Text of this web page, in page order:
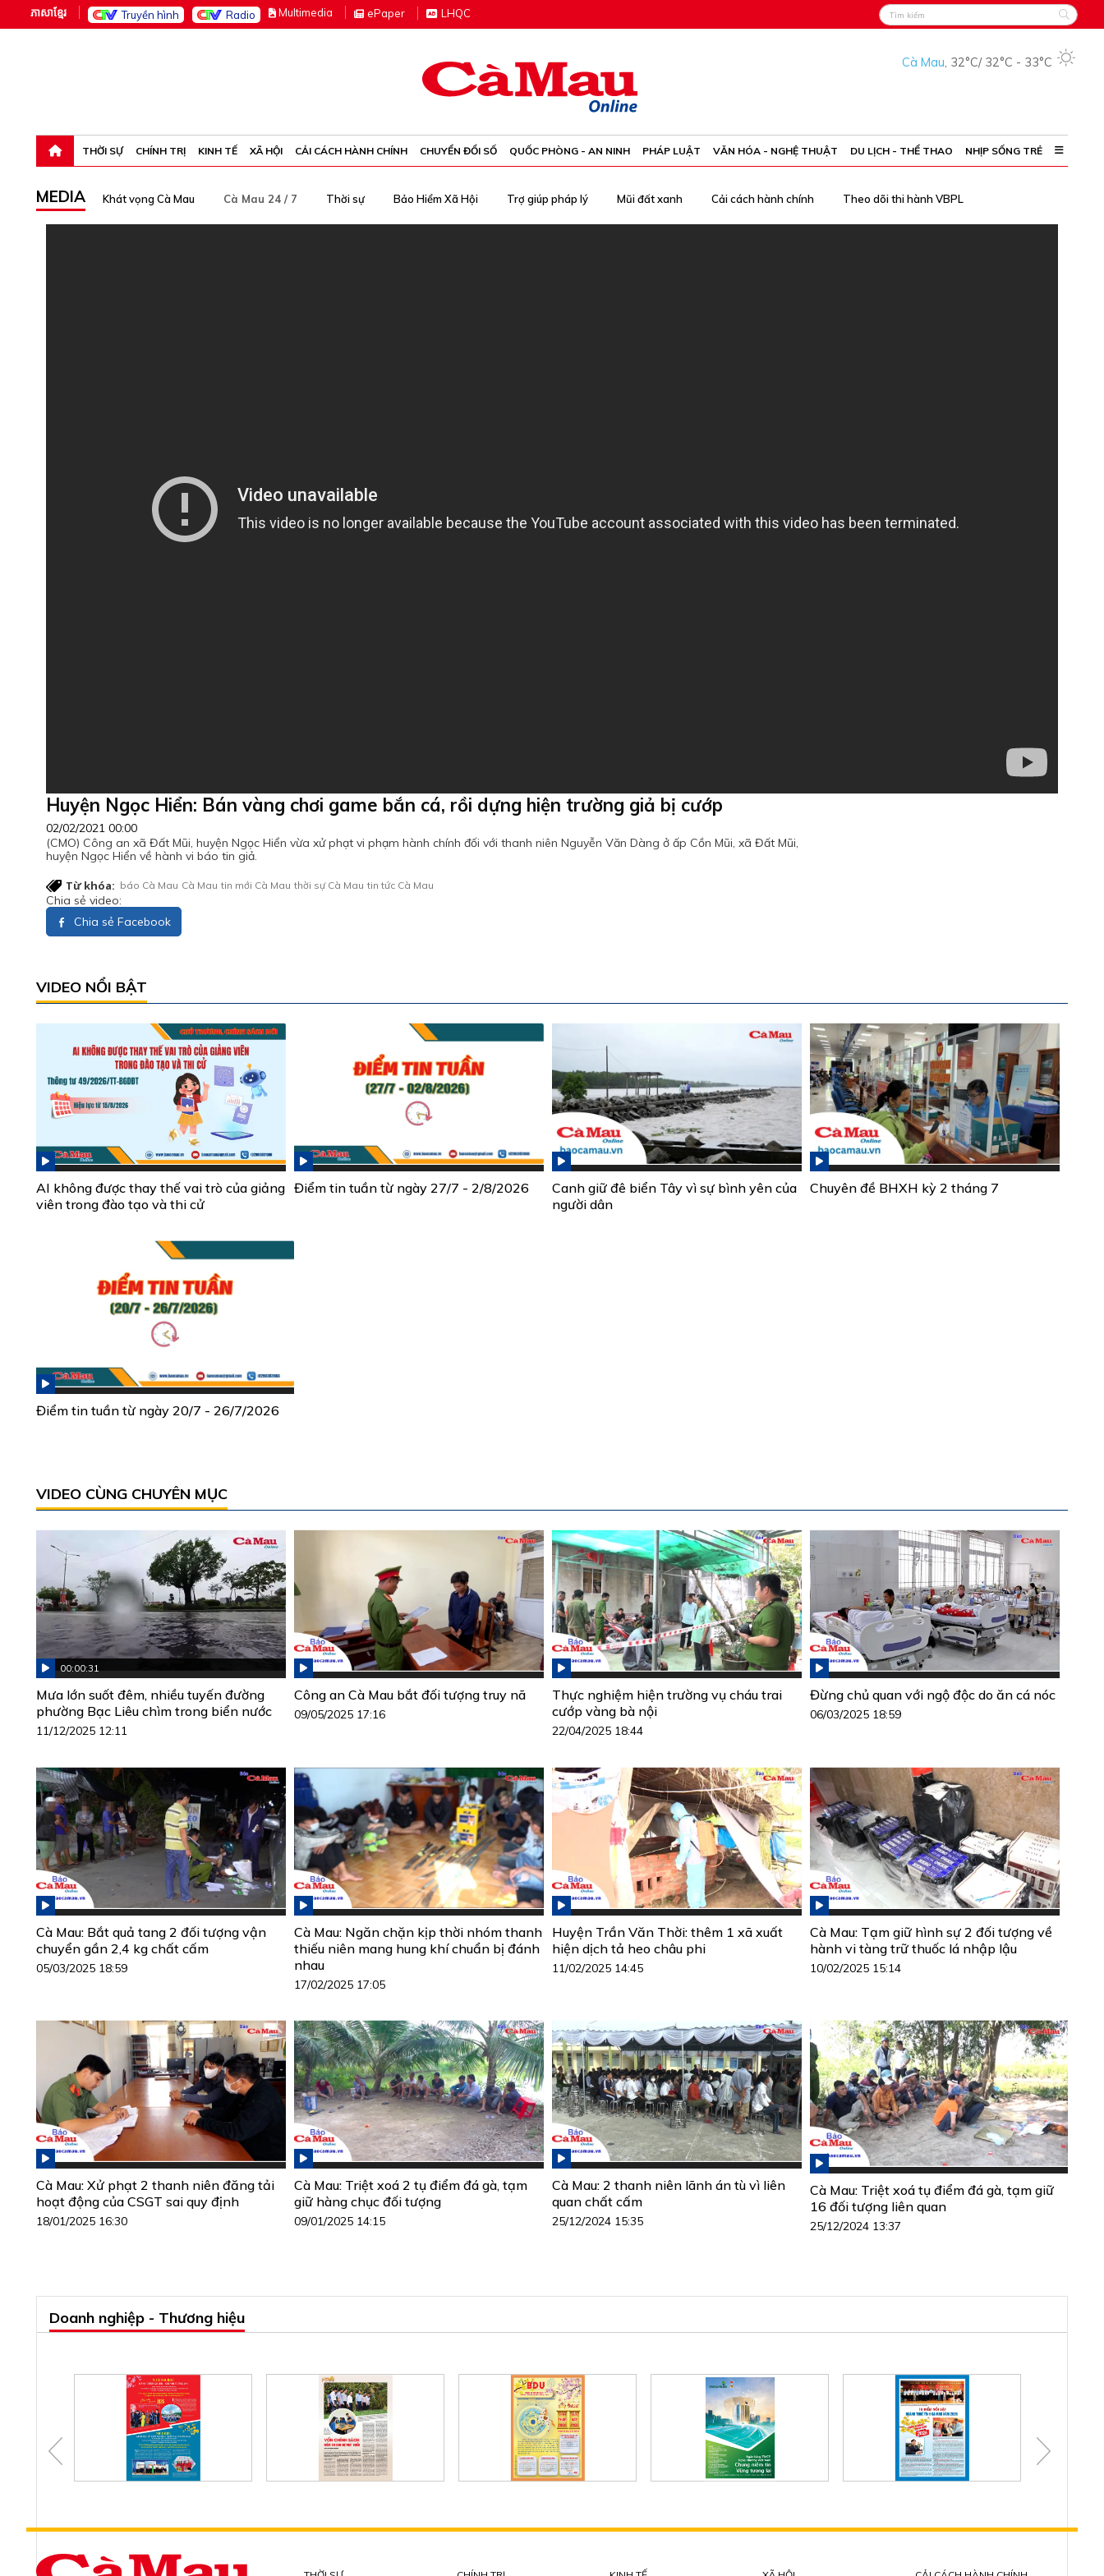
ភាសាខ្មែរ Truyền hình Radio Multimedia ePaper LHQC
Cà Mau, 32°C/ 32°C - 33°C
THỜI SỰ CHÍNH TRỊ KINH TẾ XÃ HỘI CẢI CÁCH HÀNH CHÍNH CHUYỂN ĐỔI SỐ QUỐC PHÒNG - AN NINH PHÁP LUẬT VĂN HÓA - NGHỆ THUẬT DU LỊCH - THỂ THAO NHỊP SỐNG TRẺ
MEDIA Khát vọng Cà Mau Cà Mau 24 / 7 Thời sự Bảo Hiểm Xã Hội Trợ giúp pháp lý Mũi đất xanh Cải cách hành chính Theo dõi thi hành VBPL
Huyện Ngọc Hiển: Bán vàng chơi game bắn cá, rồi dựng hiện trường giả bị cướp
02/02/2021 00:00
(CMO) Công an xã Đất Mũi, huyện Ngọc Hiển vừa xử phạt vi phạm hành chính đối với thanh niên Nguyễn Văn Dàng ở ấp Cồn Mũi, xã Đất Mũi,
huyện Ngọc Hiển về hành vi báo tin giả.
Từ khóa: báo Cà Mau Cà Mau tin mới Cà Mau thời sự Cà Mau tin tức Cà Mau
Chia sẻ video:
Chia sẻ Facebook
VIDEO NỔI BẬT
AI không được thay thế vai trò của giảng
viên trong đào tạo và thi cử
Điểm tin tuần từ ngày 27/7 - 2/8/2026
Canh giữ đê biển Tây vì sự bình yên của
người dân
Chuyên đề BHXH kỳ 2 tháng 7
Điểm tin tuần từ ngày 20/7 - 26/7/2026
VIDEO CÙNG CHUYÊN MỤC
00:00:31
Mưa lớn suốt đêm, nhiều tuyến đường
phường Bạc Liêu chìm trong biển nước
11/12/2025 12:11
Công an Cà Mau bắt đối tượng truy nã
09/05/2025 17:16
Thực nghiệm hiện trường vụ cháu trai
cướp vàng bà nội
22/04/2025 18:44
Đừng chủ quan với ngộ độc do ăn cá nóc
06/03/2025 18:59
Cà Mau: Bắt quả tang 2 đối tượng vận
chuyển gần 2,4 kg chất cấm
05/03/2025 18:59
Cà Mau: Ngăn chặn kịp thời nhóm thanh
thiếu niên mang hung khí chuẩn bị đánh
nhau
17/02/2025 17:05
Huyện Trần Văn Thời: thêm 1 xã xuất
hiện dịch tả heo châu phi
11/02/2025 14:45
Cà Mau: Tạm giữ hình sự 2 đối tượng về
hành vi tàng trữ thuốc lá nhập lậu
10/02/2025 15:14
Cà Mau: Xử phạt 2 thanh niên đăng tải
hoạt động của CSGT sai quy định
18/01/2025 16:30
Cà Mau: Triệt xoá 2 tụ điểm đá gà, tạm
giữ hàng chục đối tượng
09/01/2025 14:15
Cà Mau: 2 thanh niên lãnh án tù vì liên
quan chất cấm
25/12/2024 15:35
Cà Mau: Triệt xoá tụ điểm đá gà, tạm giữ
16 đối tượng liên quan
25/12/2024 13:37
Doanh nghiệp - Thương hiệu